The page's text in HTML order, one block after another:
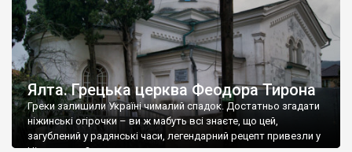
Ялта. Грецька церква Феодора Тирона
Греки залишили Україні чималий спадок. Достатньо згадати
ніжинські огірочки – ви ж мабуть всі знаєте, що цей,
загублений у радянські часи, легендарний рецепт привезли у